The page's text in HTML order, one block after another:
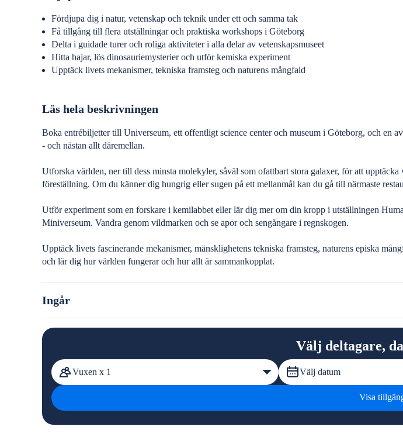
Fördjupa dig i natur, vetenskap och teknik under ett och samma tak
Få tillgång till flera utställningar och praktiska workshops i Göteborg
Delta i guidade turer och roliga aktiviteter i alla delar av vetenskapsmuseet
Hitta hajar, lös dinosauriemysterier och utför kemiska experiment
Upptäck livets mekanismer, tekniska framsteg och naturens mångfald
Läs hela beskrivningen
Boka entrébiljetter till Universeum, ett offentligt science center och museum i Göteborg, och en
- och nästan allt däremellan.
Utforska världen, ner till dess minsta molekyler, såväl som ofattbart stora galaxer, för att
föreställning. Om du känner dig hungrig eller sugen på ett mellanmål kan du gå till närmaste
Utför experiment som en forskare i kemilabbet eller lär dig mer om din kropp i utställningen
Miniverseum. Vandra genom vildmarken och se apor och sengångare i regnskogen.
Upptäck livets fascinerande mekanismer, mänsklighetens tekniska framsteg, naturens episka
och lär dig hur världen fungerar och hur allt är sammankopplat.
Ingår
Välj deltagare,
Vuxen x 1 Välj datum
Visa